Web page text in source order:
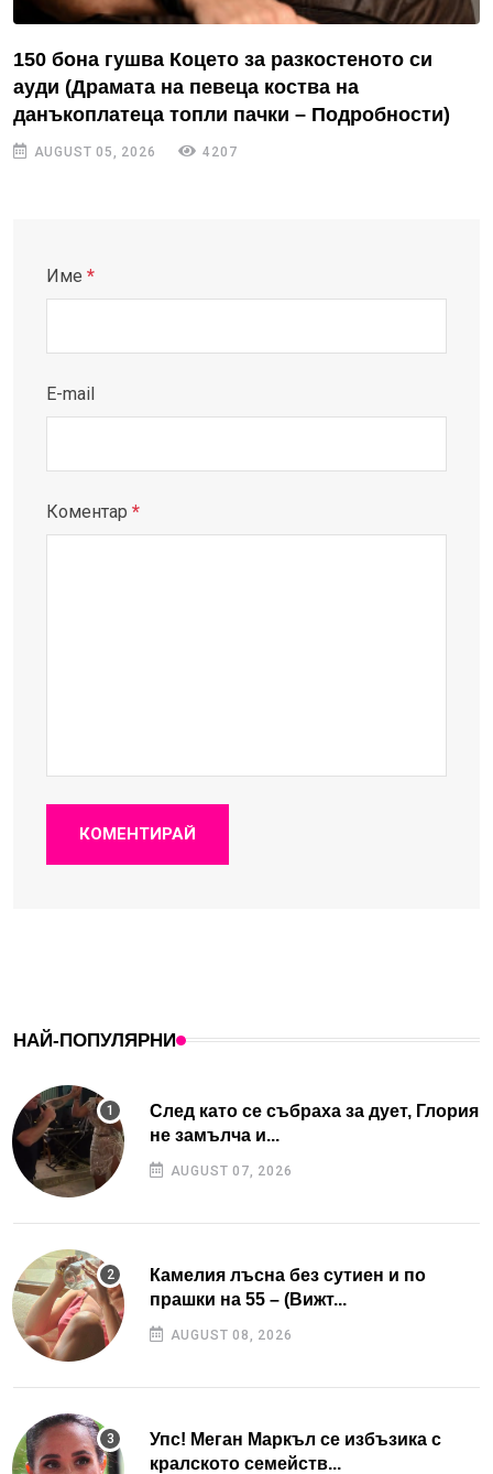
150 бона гушва Коцето за разкостеното си
ауди (Драмата на певеца коства на
данъкоплатеца топли пачки – Подробности)
AUGUST 05, 2026 4207
Име *
E-mail
Коментар *
КОМЕНТИРАЙ
НАЙ-ПОПУЛЯРНИ
След като се събраха за дует, Глория
не замълча и...
AUGUST 07, 2026
Камелия лъсна без сутиен и по
прашки на 55 – (Вижт...
AUGUST 08, 2026
Упс! Меган Маркъл се избъзика с
кралското семейств...